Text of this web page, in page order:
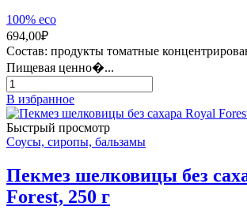
100% eco
694,00₽
Состав: продукты томатные
Пищевая ценно�...
Количество
товара
Томатная
паста
950г
Юнона
В избранное
Быстрый просмотр
Соусы, сиропы, бальзамы
Пекмез шелковицы без
Forest, 250 г